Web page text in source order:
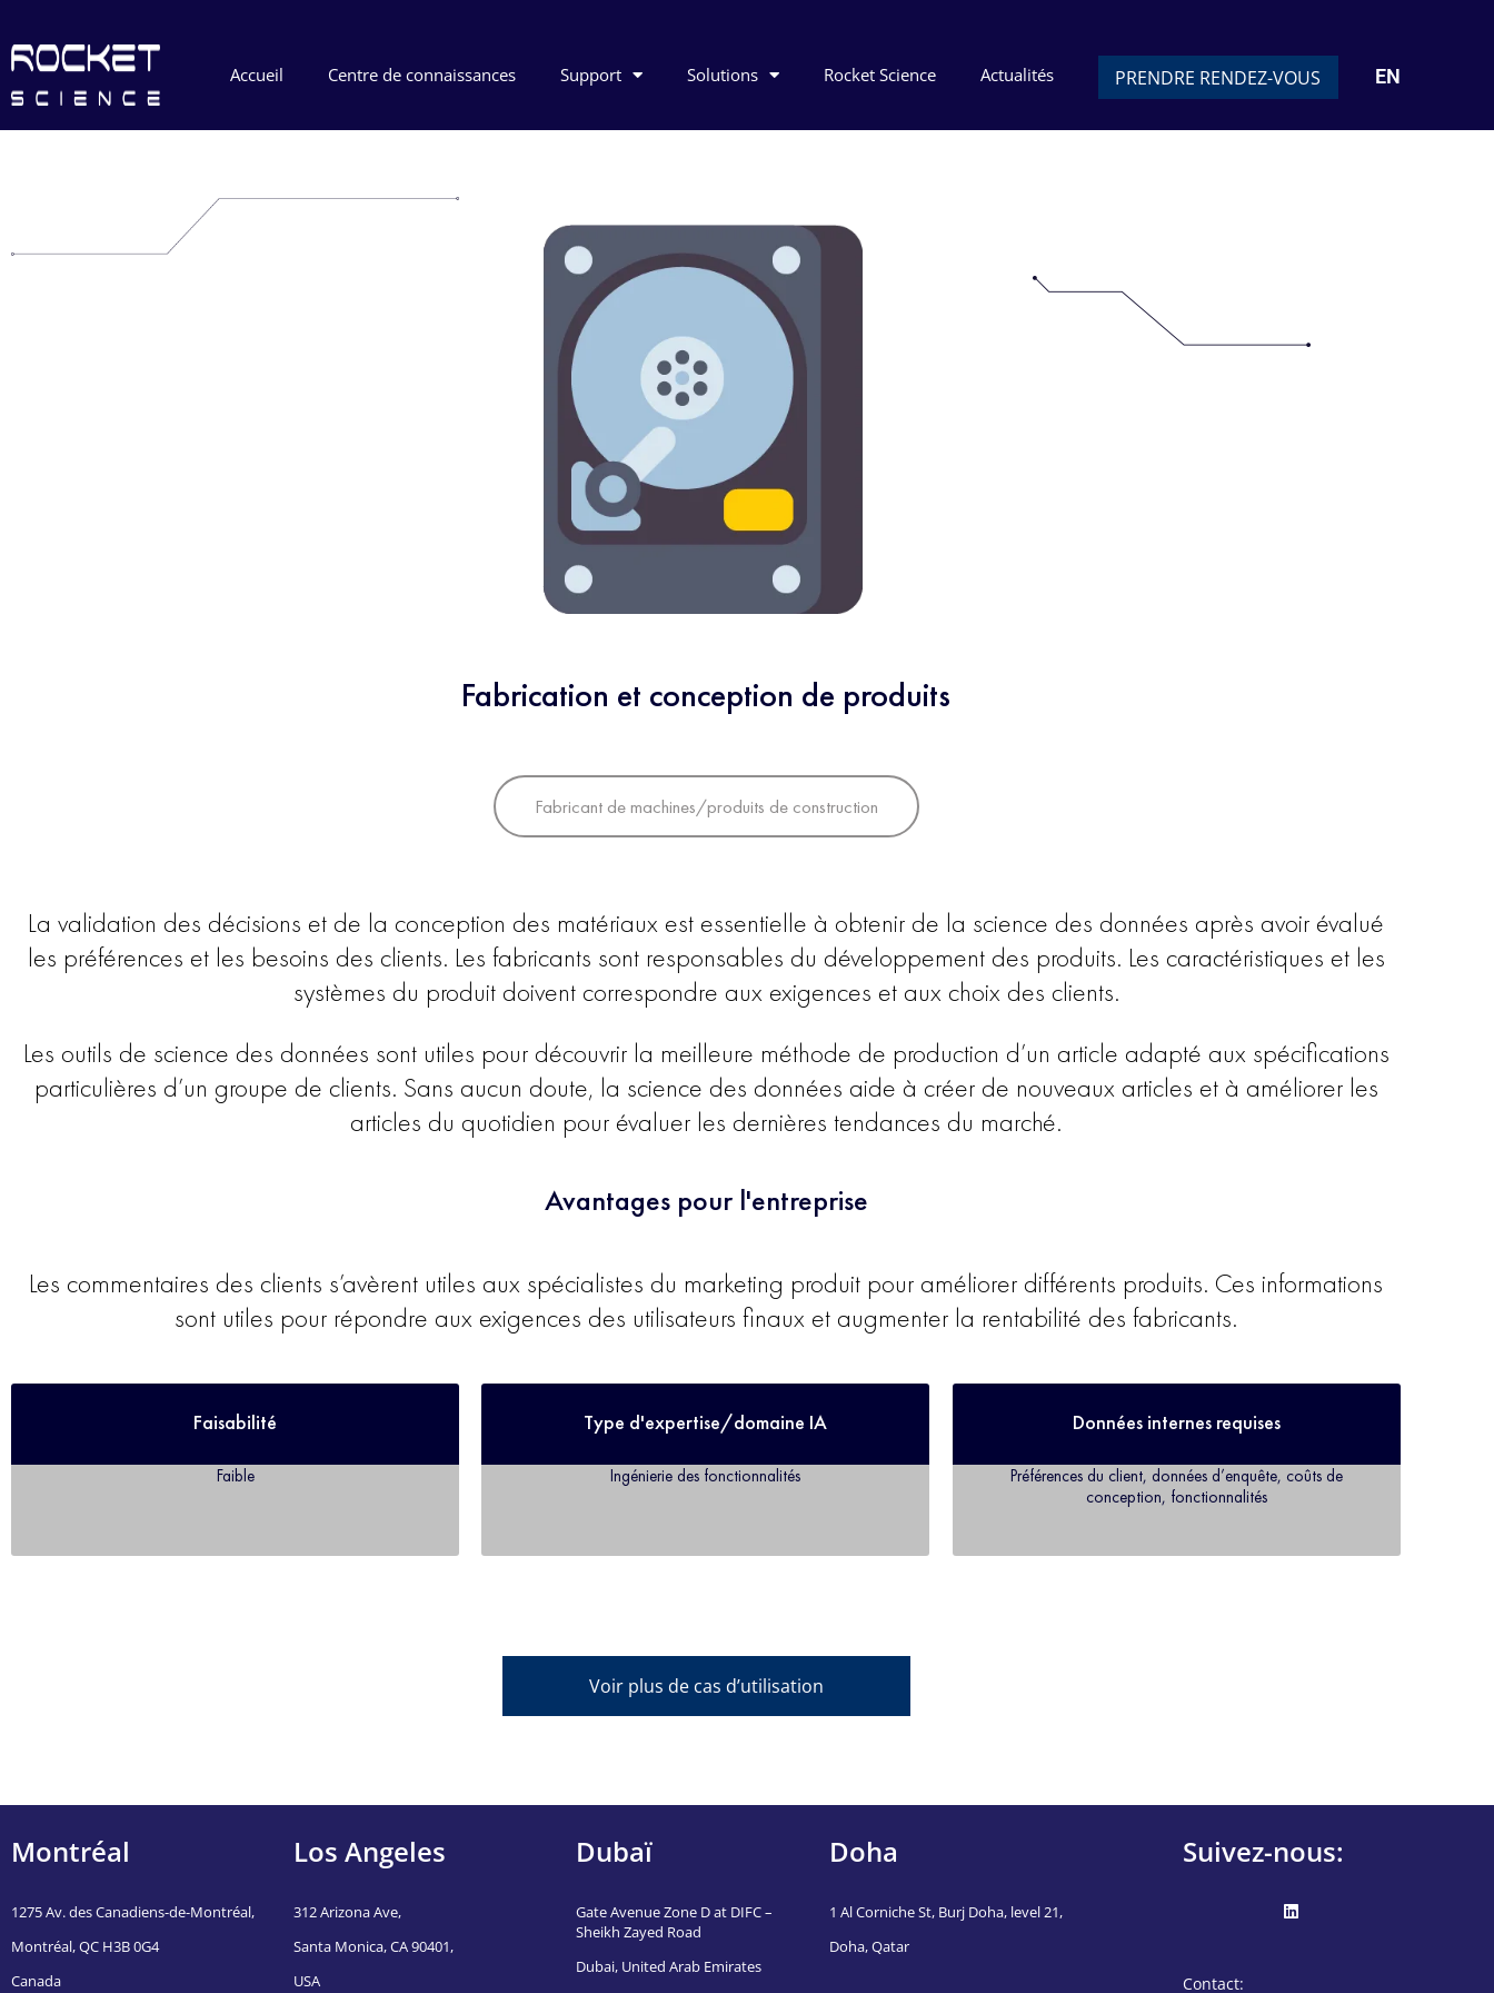
Accueil Centre de connaissances Support Solutions Rocket Science Actualités PRENDRE RENDEZ-VOUS EN
Fabrication et conception de produits
Fabricant de machines/produits de construction
La validation des décisions et de la conception des matériaux est essentielle à obtenir de la science des données après avoir évalué
les préférences et les besoins des clients. Les fabricants sont responsables du développement des produits. Les caractéristiques et les
systèmes du produit doivent correspondre aux exigences et aux choix des clients.
Les outils de science des données sont utiles pour découvrir la meilleure méthode de production d’un article adapté aux spécifications
particulières d’un groupe de clients. Sans aucun doute, la science des données aide à créer de nouveaux articles et à améliorer les
articles du quotidien pour évaluer les dernières tendances du marché.
Avantages pour l'entreprise
Les commentaires des clients s’avèrent utiles aux spécialistes du marketing produit pour améliorer différents produits. Ces informations
sont utiles pour répondre aux exigences des utilisateurs finaux et augmenter la rentabilité des fabricants.
Faisabilité
Faible
Type d'expertise/domaine IA
Ingénierie des fonctionnalités
Données internes requises
Préférences du client, données d’enquête, coûts de
conception, fonctionnalités
Voir plus de cas d’utilisation
Montréal
1275 Av. des Canadiens-de-Montréal,
Montréal, QC H3B 0G4
Canada
Los Angeles
312 Arizona Ave,
Santa Monica, CA 90401,
USA
Dubaï
Gate Avenue Zone D at DIFC –
Sheikh Zayed Road
Dubai, United Arab Emirates
Doha
1 Al Corniche St, Burj Doha, level 21,
Doha, Qatar
Suivez-nous:
Contact: